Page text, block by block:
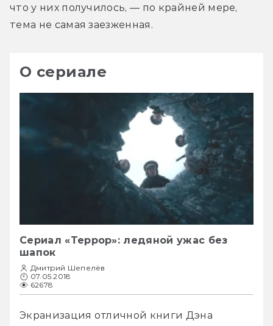
что у них получилось, — по крайней мере,
тема не самая заезженная.
О сериале
Сериал «Террор»: ледяной ужас без
шапок
Дмитрий Шепелёв
07.05.2018
62678
Экранизация отличной книги Дэна